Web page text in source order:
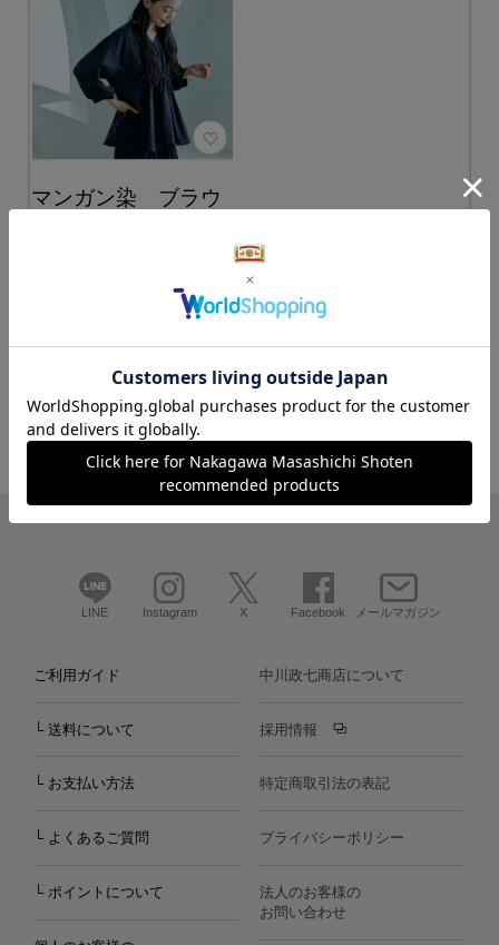
マンガン染 ブラウ
LINE Instagram X Facebook メールマガジン
ご利用ガイド
└ 送料について
└ お支払い方法
└ よくあるご質問
└ ポイントについて
中川政七商店について
採用情報
特定商取引法の表記
プライバシーポリシー
法人のお客様の
お問い合わせ